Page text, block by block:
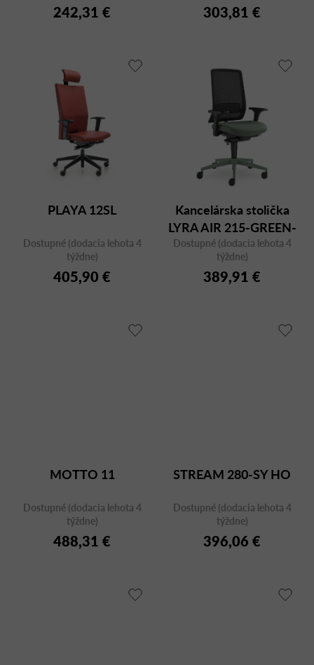
242,31 € 303,81 €
PLAYA 12SL
Dostupné (dodacia lehota 4
týždne)
405,90 €
Kancelárska stolička
LYRA AIR 215-GREEN-
SYS-F40-N12 v
zelenom prevedení
Dostupné (dodacia lehota 4
týždne)
389,91 €
MOTTO 11
Dostupné (dodacia lehota 4
týždne)
488,31 €
STREAM 280-SY HO
Dostupné (dodacia lehota 4
týždne)
396,06 €